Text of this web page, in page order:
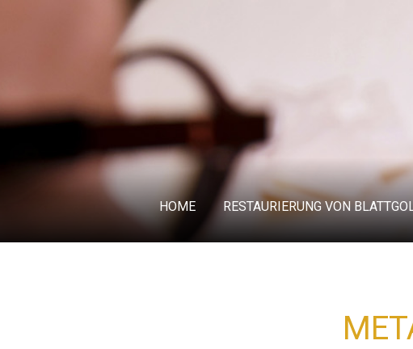
HOME RESTAURIERUNG VON